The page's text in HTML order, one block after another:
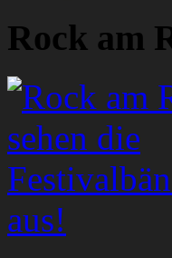
Rock am